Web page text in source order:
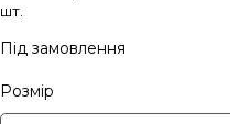
шт.
Під замовлення
Розмір